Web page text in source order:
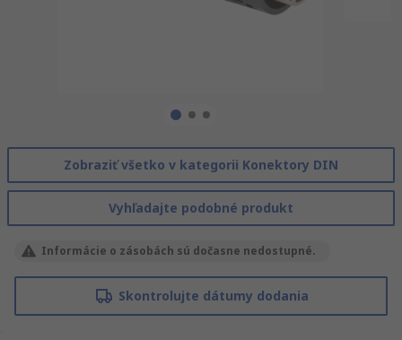
Zobraziť všetko v kategorii Konektory DIN
Vyhľadajte podobné produkt
Informácie o zásobách sú dočasne nedostupné.
Skontrolujte dátumy dodania